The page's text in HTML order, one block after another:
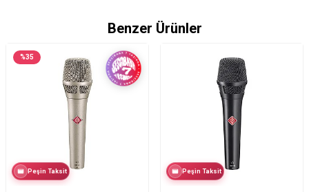
Benzer Ürünler
%35
Peşin Taksit Peşin Taksit